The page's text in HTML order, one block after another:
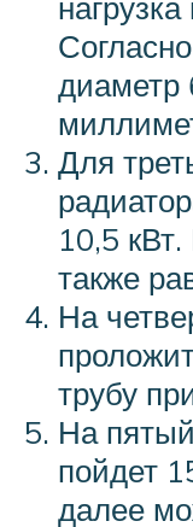
диаметр
Для
10,5
также
На
трубу
На
пойдет
далее